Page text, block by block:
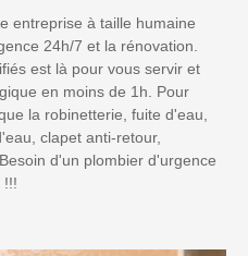
entreprise à taille humaine
24h/7 et la rénovation.
est là pour vous servir et
en moins de 1h. Pour
la robinetterie, fuite d'eau,
clapet anti-retour,
d'un plombier d'urgence
!!!